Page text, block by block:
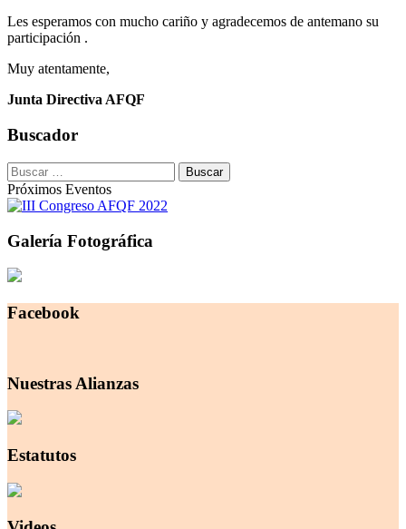
Les esperamos con mucho cariño y agradecemos de antemano su
participación .
Muy atentamente,
Junta Directiva AFQF
Buscador
Buscar:
Próximos Eventos
Galería Fotográfica
Facebook
Nuestras Alianzas
Estatutos